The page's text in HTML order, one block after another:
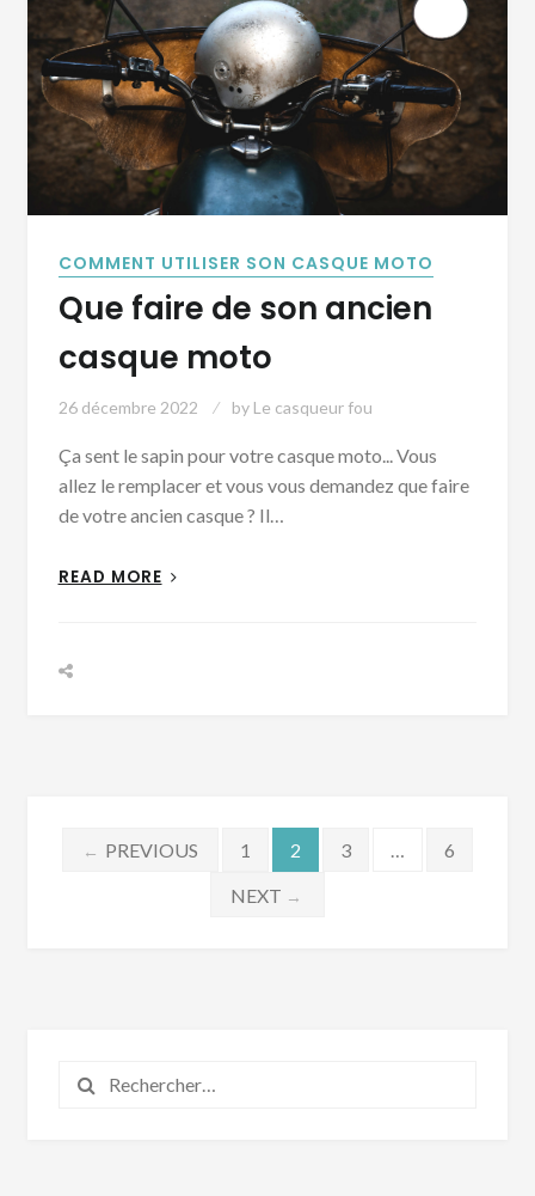
COMMENT UTILISER SON CASQUE MOTO
Que faire de son ancien
casque moto
26 décembre 2022 by Le casqueur fou
Ça sent le sapin pour votre casque moto... Vous
allez le remplacer et vous vous demandez que faire
de votre ancien casque ? Il…
READ MORE
Pagination
← PREVIOUS 1 2 3 …
6
NEXT →
Rechercher :